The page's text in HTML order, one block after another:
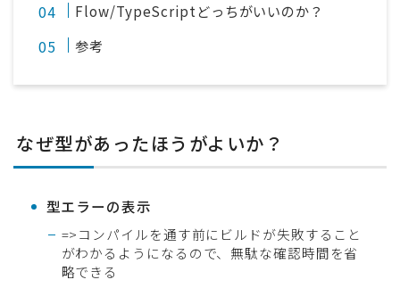
Flow/TypeScriptどっちがいいのか？
参考
なぜ型があったほうがよいか？
型エラーの表示
=>コンパイルを通す前にビルドが失敗すること
がわかるようになるので、無駄な確認時間を省
略できる